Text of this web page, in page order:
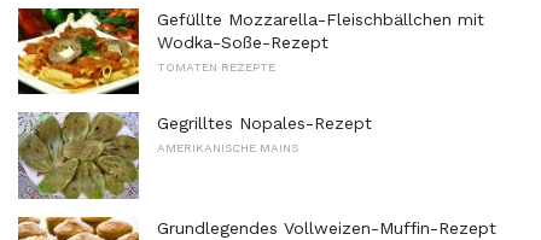
Gefüllte Mozzarella-Fleischbällchen mit
Wodka-Soße-Rezept
TOMATEN REZEPTE
Gegrilltes Nopales-Rezept
AMERIKANISCHE MAINS
Grundlegendes Vollweizen-Muffin-Rezept